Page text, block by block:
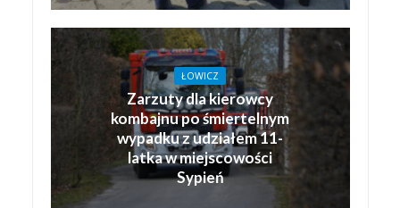
ŁOWICZ
Zarzuty dla kierowcy
kombajnu po śmiertelnym
wypadku z udziałem 11-
latka w miejscowości
Sypień